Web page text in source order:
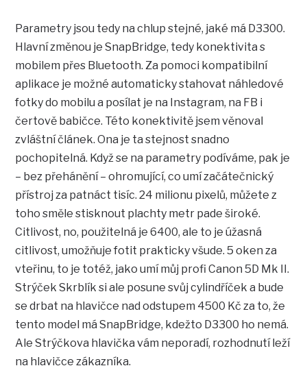
Parametry jsou tedy na chlup stejné, jaké má D3300.
Hlavní změnou je SnapBridge, tedy konektivita s
mobilem přes Bluetooth. Za pomoci kompatibilní
aplikace je možné automaticky stahovat náhledové
fotky do mobilu a posílat je na Instagram, na FB i
čertově babičce. Této konektivitě jsem věnoval
zvláštní článek. Ona je ta stejnost snadno
pochopitelná. Když se na parametry podíváme, pak je
– bez přehánění – ohromující, co umí začátečnický
přístroj za patnáct tisíc. 24 milionu pixelů, můžete z
toho směle stisknout plachty metr pade široké.
Citlivost, no, použitelná je 6400, ale to je úžasná
citlivost, umožňuje fotit prakticky všude. 5 oken za
vteřinu, to je totéž, jako umí můj profi Canon 5D Mk II.
Strýček Skrblík si ale posune svůj cylindříček a bude
se drbat na hlavičce nad odstupem 4500 Kč za to, že
tento model má SnapBridge, kdežto D3300 ho nemá.
Ale Strýčkova hlavička vám neporadí, rozhodnutí leží
na hlavičce zákazníka.